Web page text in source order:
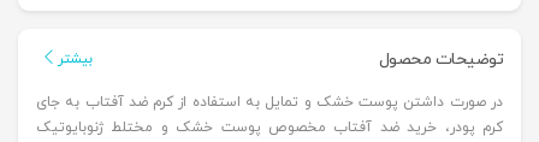
توضیحات محصول بیشتر
در صورت داشتن پوست خشک و تمایل به استفاده از کرم ضد آفتاب به جای
کرم پودر، خرید ضد آفتاب مخصوص پوست خشک و مختلط ژنوبایوتیک